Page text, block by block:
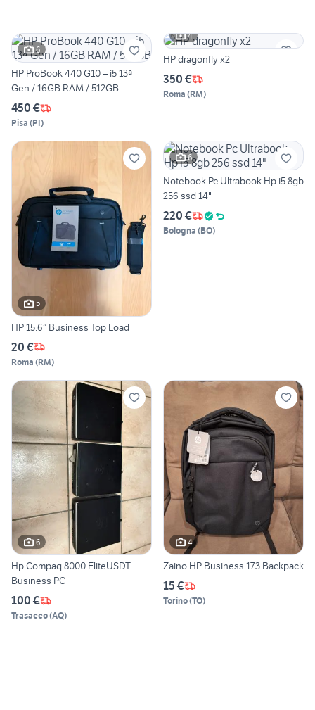
6
HP ProBook 440 G10 – i5 13ª
Gen / 16GB RAM / 512GB
450 €
Pisa (PI)
4
HP dragonfly x2
350 €
Roma (RM)
5
HP 15.6” Business Top Load
20 €
Roma (RM)
6
Notebook Pc Ultrabook Hp i5 8gb
256 ssd 14"
220 €
Bologna (BO)
6
Hp Compaq 8000 EliteUSDT
Business PC
100 €
Trasacco(AQ)
4
Zaino HP Business 17.3 Backpack
15 €
Torino(TO)